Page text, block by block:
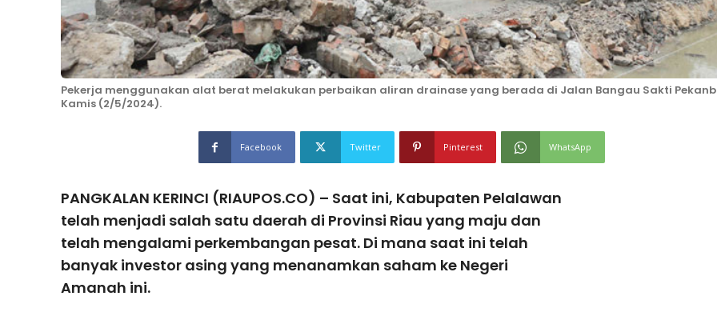
Pekerja menggunakan alat berat melakukan perbaikan aliran drainase yang berada di Jalan Bangau Sakti
Kamis (2/5/2024).
Facebook Twitter Pinterest WhatsApp
PANGKALAN KERINCI (RIAUPOS.CO) – Saat ini, Kabupaten Pelalawan
telah menjadi salah satu daerah di Provinsi Riau yang maju dan
telah mengalami perkembangan pesat. Di mana saat ini telah
banyak investor asing yang menanamkan saham ke Negeri
Amanah ini.